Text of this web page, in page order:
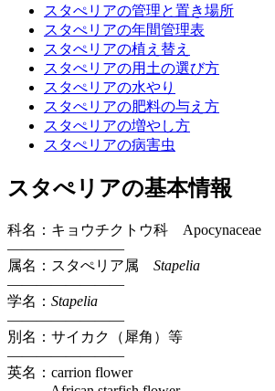
スタぺリアの管理と置き場所
スタぺリアの年間管理表
スタぺリアの植え替え
スタぺリアの用土の選び方
スタぺリアの水やり
スタぺリアの肥料の与え方
スタぺリアの増やし方
スタぺリアの病害虫
スタぺリアの基本情報
科名：キョウチクトウ科 Apocynaceae
————————
属名：スタぺリア属
Stapelia
————————
学名： Stapelia
————————
別名：サイカク（犀角）等
————————
英名：carrion flower